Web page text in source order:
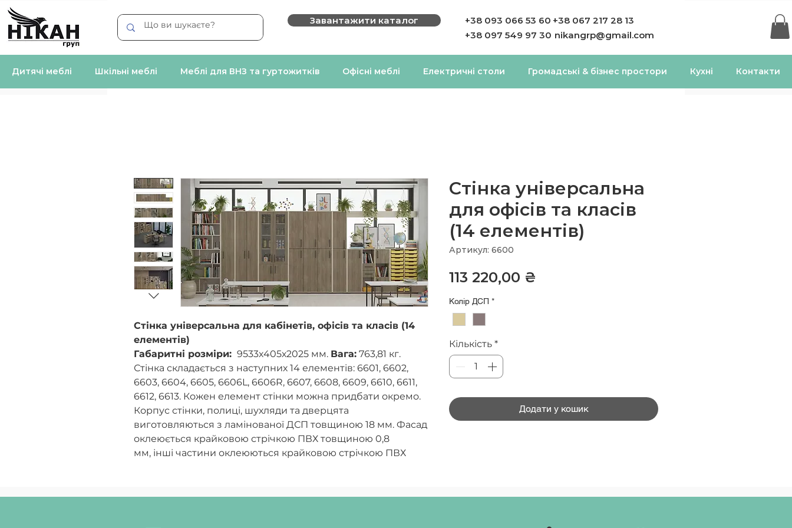
Завантажити каталог
+38 093 066 53 60
+38 097 549 97 30
+38 067 217 28 13
nikangrp@gmail.com
Дитячі меблі Шкільні меблі Меблі для ВНЗ та гуртожитків Офісні меблі Електричні столи Громадські & бізнес простори Кухні Контакти
Стінка універсальна для кабінетів, офісів та класів (14
елементів)
Габаритні розміри: 9533х405х2025 мм. Вага: 763,81 кг.
Стінка складається з наступних 14 елементів: 6601, 6602,
6603, 6604, 6605, 6606L, 6606R, 6607, 6608, 6609, 6610, 6611,
6612, 6613. Кожен елемент стінки можна придбати окремо.
Корпус стінки, полиці, шухляди та дверцята
виготовляються з ламінованої ДСП товщиною 18 мм. Фасад
оклеюється крайковою стрічкою ПВХ товщиною 0,8
мм, інші частини оклеюються крайковою стрічкою ПВХ
Стінка комплектується лотками Gratnells серії N1, які
Стінка універсальна
для офісів та класів
(14 елементів)
Артикул: 6600
113 220,00 ₴
Колір ДСП *
Кількість *
Додати у кошик